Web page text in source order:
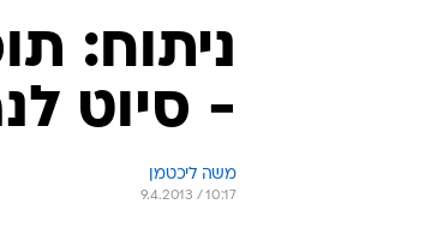
ניתוח:
- סיוט
משה ליכטמן
9.4.2013 / 10:17